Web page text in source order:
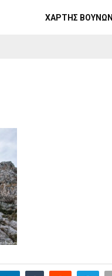
ΧΑΡΤΗΣ ΒΟΥΝΩΝ